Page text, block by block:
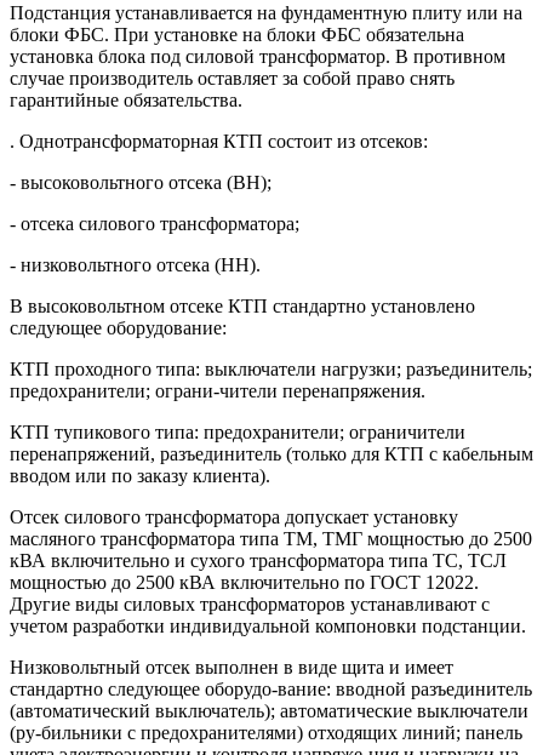
Подстанция устанавливается на фундаментную плиту или на
блоки ФБС. При установке на блоки ФБС обязательна
установка блока под силовой трансформатор. В противном
случае производитель оставляет за собой право снять
гарантийные обязательства.
. Однотрансформаторная КТП состоит из отсеков:
- высоковольтного отсека (ВН);
- отсека силового трансформатора;
- низковольтного отсека (НН).
В высоковольтном отсеке КТП стандартно установлено
следующее оборудование:
КТП проходного типа: выключатели нагрузки; разъединитель;
предохранители; ограни-чители перенапряжения.
КТП тупикового типа: предохранители; ограничители
перенапряжений, разъединитель (только для КТП с кабельным
вводом или по заказу клиента).
Отсек силового трансформатора допускает установку
масляного трансформатора типа ТМ, ТМГ мощностью до 2500
кВА включительно и сухого трансформатора типа ТС, ТСЛ
мощностью до 2500 кВА включительно по ГОСТ 12022.
Другие виды силовых трансформаторов устанавливают с
учетом разработки индивидуальной компоновки подстанции.
Низковольтный отсек выполнен в виде щита и имеет
стандартно следующее оборудо-вание: вводной разъединитель
(автоматический выключатель); автоматические выключатели
(ру-бильники с предохранителями) отходящих линий; панель